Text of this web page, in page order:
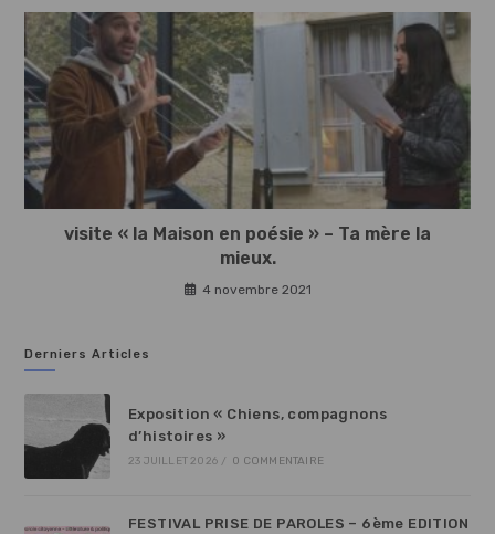
visite « la Maison en poésie » – Ta mère la
mieux.
4 novembre 2021
Derniers Articles
Exposition « Chiens, compagnons
d’histoires »
23 JUILLET 2026 / 0 COMMENTAIRE
FESTIVAL PRISE DE PAROLES – 6ème EDITION